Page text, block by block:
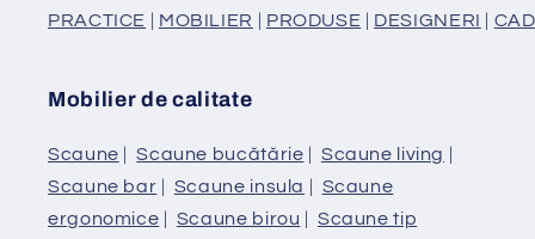
PRACTICE | MOBILIER | PRODUSE | DESIGNERI |
Mobilier de calitate
Scaune |Scaune bucătărie | Scaune living |
Scaune bar | Scaune insula | Scaune
ergonomice | Scaune birou | Scaune tip